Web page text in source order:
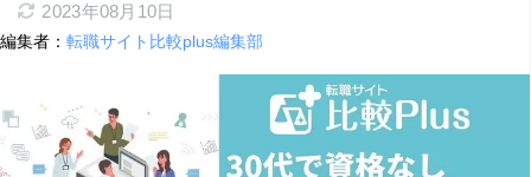
2023年08月10日
編集者： 転職サイト比較plus編集部